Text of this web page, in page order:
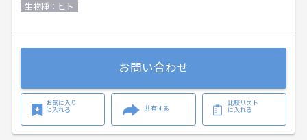
生物種：ヒト
お問い合わせ
お気に入り
に入れる
共有する
比較リスト
に入れる